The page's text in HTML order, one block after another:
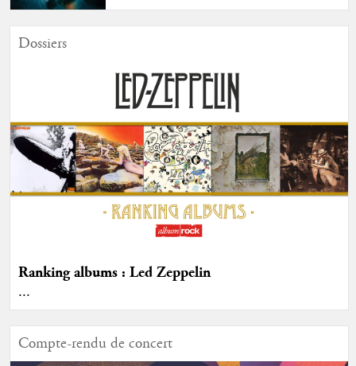
Dossiers
Ranking albums : Led Zeppelin
...
Compte-rendu de concert